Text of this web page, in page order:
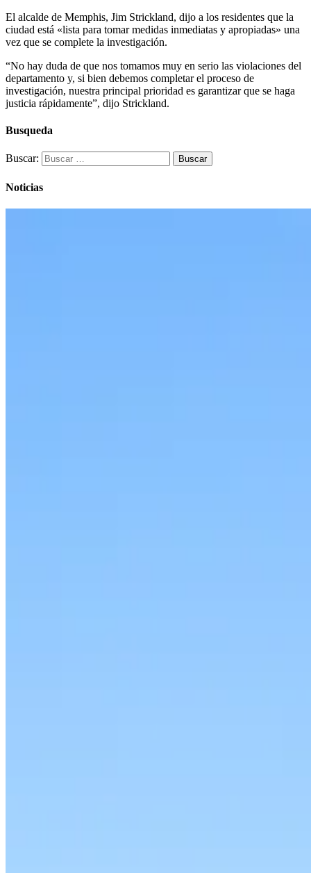
El alcalde de Memphis, Jim Strickland, dijo a los residentes que la
ciudad está «lista para tomar medidas inmediatas y apropiadas» una
vez que se complete la investigación.
“No hay duda de que nos tomamos muy en serio las violaciones del
departamento y, si bien debemos completar el proceso de
investigación, nuestra principal prioridad es garantizar que se haga
justicia rápidamente”, dijo Strickland.
Busqueda
Buscar:
Noticias